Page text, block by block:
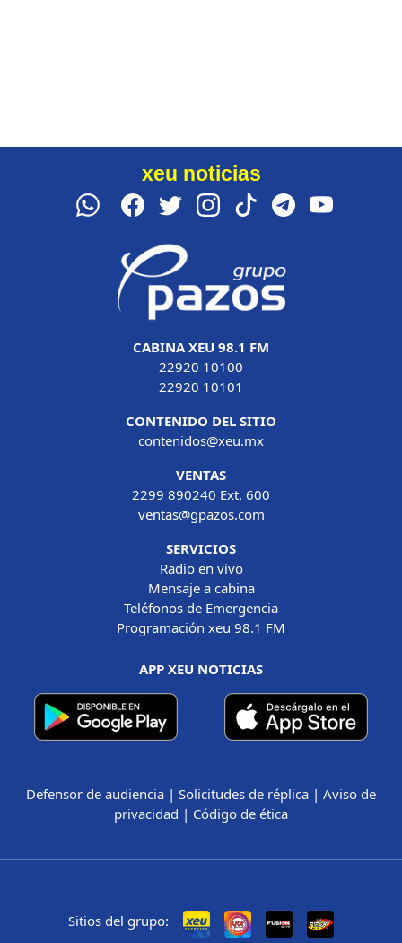
xeu noticias
CABINA XEU 98.1 FM
22920 10100
22920 10101
CONTENIDO DEL SITIO
contenidos@xeu.mx
VENTAS
2299 890240 Ext. 600
ventas@gpazos.com
SERVICIOS
Radio en vivo
Mensaje a cabina
Teléfonos de Emergencia
Programación xeu 98.1 FM
APP XEU NOTICIAS
Defensor de audiencia | Solicitudes de réplica | Aviso de
privacidad | Código de ética
Sitios del grupo: